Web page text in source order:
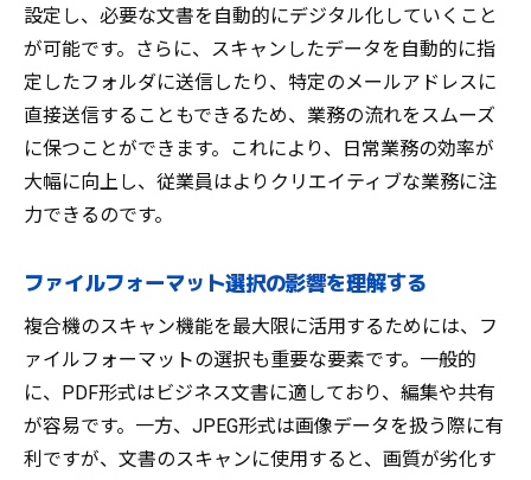
設定し、必要な文書を自動的にデジタル化していくこと
が可能です。さらに、スキャンしたデータを自動的に指
定したフォルダに送信したり、特定のメールアドレスに
直接送信することもできるため、業務の流れをスムーズ
に保つことができます。これにより、日常業務の効率が
大幅に向上し、従業員はよりクリエイティブな業務に注
力できるのです。
ファイルフォーマット選択の影響を理解する
複合機のスキャン機能を最大限に活用するためには、フ
ァイルフォーマットの選択も重要な要素です。一般的
に、PDF形式はビジネス文書に適しており、編集や共有
が容易です。一方、JPEG形式は画像データを扱う際に有
利ですが、文書のスキャンに使用すると、画質が劣化す